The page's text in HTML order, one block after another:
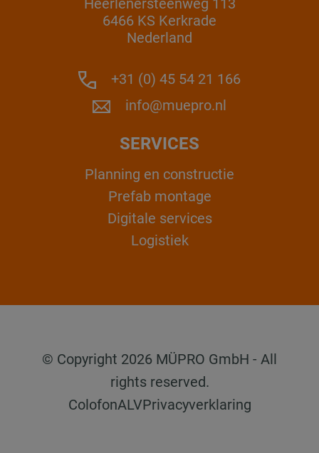
Heerlenersteenweg 113
6466 KS Kerkrade
Nederland
+31 (0) 45 54 21 166
info@muepro.nl
SERVICES
Planning en constructie
Prefab montage
Digitale services
Logistiek
© Copyright 2026 MÜPRO GmbH - All
rights reserved.
ColofonALVPrivacyverklaring